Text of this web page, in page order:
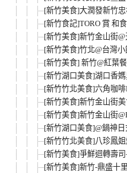
[新竹美食]大潤發新竹
[新竹食記]TORO 賞 和
[新竹美食]新竹金山街
[新竹美食]竹北@台灣
[新竹美食] 新竹@紅葉
[新竹湖口美食]湖口香
[新竹竹北美食]六角咖
[新竹美食]新竹金山街
[新竹美食]新竹金山街
[新竹湖口美食]@鍋神
[新竹竹北美食]八珍鳳
[新竹美食]爭鮮迴轉壽
[新竹美食]新竹-鼎盛十